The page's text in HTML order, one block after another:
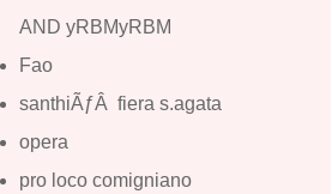
AND yRBMyRBM
Fao
santhiÃƒÂ fiera s.agata
opera
pro loco comigniano